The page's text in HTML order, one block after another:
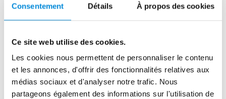
Consentement Détails À propos des cookies
Ce site web utilise des cookies.
Les cookies nous permettent de personnaliser le contenu
et les annonces, d'offrir des fonctionnalités relatives aux
médias sociaux et d'analyser notre trafic. Nous
partageons également des informations sur l'utilisation de